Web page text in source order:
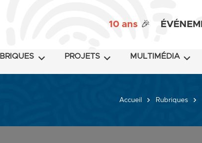
10 ans 🎉
PROJETS MULTIMÉDIA
Accueil Rubriques